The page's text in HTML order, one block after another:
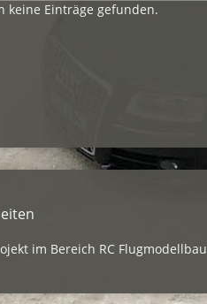
keine Einträge gefunden.
im Bereich RC Flugmodellbau